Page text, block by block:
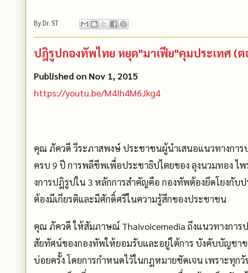
ByDr. ST
ปฎิรูปกองทัพไทย หยุด"มาเฟีย"คุมประเทศ (
Published on Nov 1, 2015
https://youtu.be/M4Ih4M6Jkg4
คุณ ภัควดี วีระภาสพงษ์ ประชาชนผู้นำเสนอแนวทางกา
ครบ 9 ปี การพลีชีพเพื่อประชาธิปไตยของ ลุงนวมทอง ไ
งการปฎิรูปใน 3 หลักการสำคัญคือ กองทัพต้องยึดโยงกับ
ต้องมีเกียรติและมีศักดิ์ศรีในความร­ู้สึกของประชาชน
คุณ ภัควดี ให้สัมภาษณ์ Thaivoicemedia ถึงแนวทางกา
สัยทัศน์ของกองทัพให้ยอมรับแล­ะอยู่ใต้การ บังคับบัญชา
บ่อยครั้ง โดยการกำหนดไว้ในกฎหมายชัดเจน เพราะทุ